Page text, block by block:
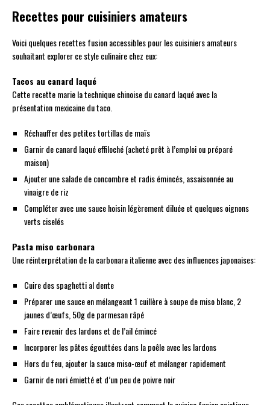
Recettes pour cuisiniers amateurs
Voici quelques recettes fusion accessibles pour les cuisiniers amateurs
souhaitant explorer ce style culinaire chez eux:
Tacos au canard laqué
Cette recette marie la technique chinoise du canard laqué avec la
présentation mexicaine du taco.
Réchauffer des petites tortillas de maïs
Garnir de canard laqué effiloché (acheté prêt à l’emploi ou préparé
maison)
Ajouter une salade de concombre et radis émincés, assaisonnée au
vinaigre de riz
Compléter avec une sauce hoisin légèrement diluée et quelques oignons
verts ciselés
Pasta miso carbonara
Une réinterprétation de la carbonara italienne avec des influences japonaises:
Cuire des spaghetti al dente
Préparer une sauce en mélangeant 1 cuillère à soupe de miso blanc, 2
jaunes d’œufs, 50g de parmesan râpé
Faire revenir des lardons et de l’ail émincé
Incorporer les pâtes égouttées dans la poêle avec les lardons
Hors du feu, ajouter la sauce miso-œuf et mélanger rapidement
Garnir de nori émietté et d’un peu de poivre noir